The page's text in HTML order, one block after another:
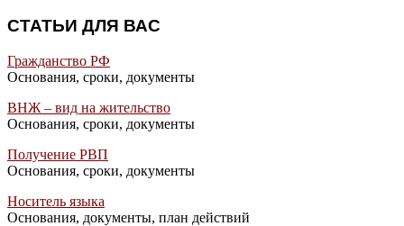
СТАТЬИ ДЛЯ ВАС
Гражданство РФ
Основания, сроки, документы
ВНЖ – вид на жительство
Основания, сроки, документы
Получение РВП
Основания, сроки, документы
Носитель языка
Основания, документы, план действий